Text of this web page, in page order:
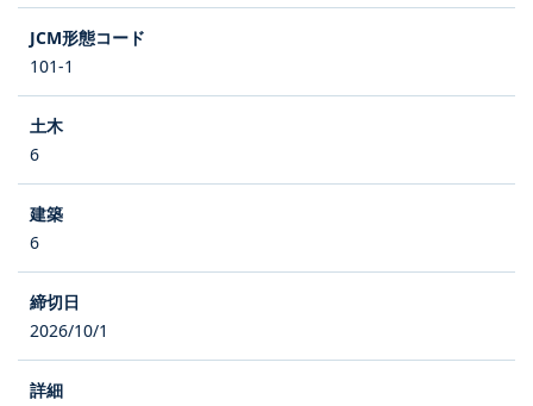
101-1
6
6
2026/10/1